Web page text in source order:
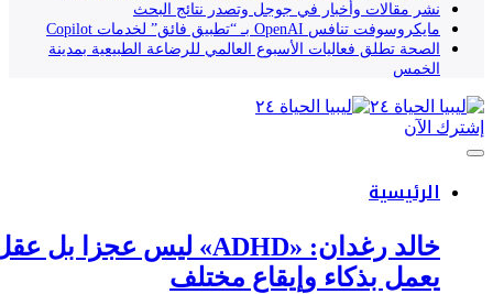
نشر مقالات وأخبار في جوجل وتصدر نتائج البحث
مايكروسوفت تنافس OpenAI بـ “تطبيق فائق” لخدمات Copilot
الصحة تطلق فعاليات الأسبوع العالمي للرضاعة الطبيعية بمدينة
الخمس
إشترك الآن
الرئيسية
خالد رغدان: «ADHD» ليس عجزا بل عقل
يعمل بذكاء وإيقاع مختلف